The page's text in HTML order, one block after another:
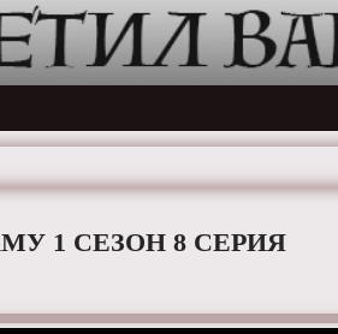
1 СЕЗОН 8 СЕРИЯ